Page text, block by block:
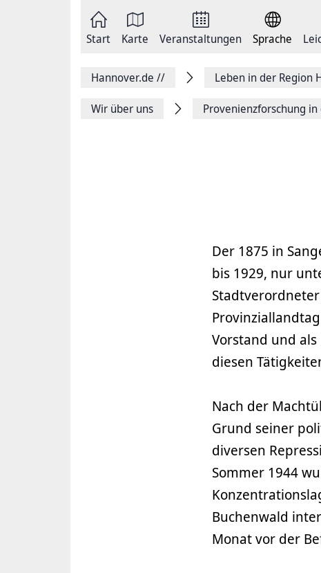
Start Karte Veranstaltungen Sprache
Hannover.de // Leben in der Region
Wir über uns Provenienzforschung
Der 1875 in
bis 1929, nur
Vorstand und
diesen
Nach der
Grund seiner
diversen
Sommer 1944
Buchenwald
Monat vor der